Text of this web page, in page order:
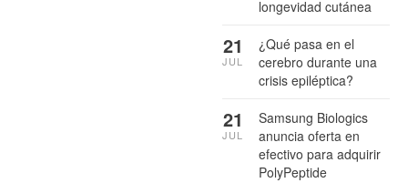
longevidad cutánea
¿Qué pasa en el
cerebro durante una
crisis epiléptica?
21
JUL
Samsung Biologics
anuncia oferta en
efectivo para adquirir
PolyPeptide
21
JUL